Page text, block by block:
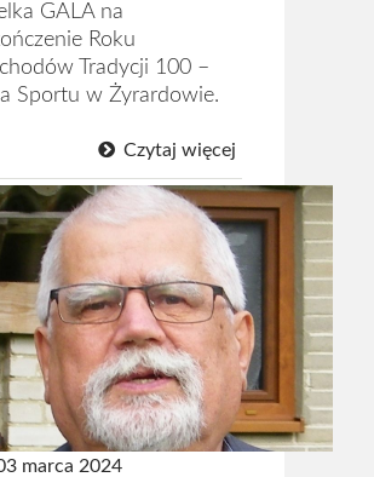
GALA na
Roku
Tradycji 100 –
Sportu w Żyrardowie.
Czytaj więcej
marca 2024